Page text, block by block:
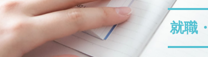
就職